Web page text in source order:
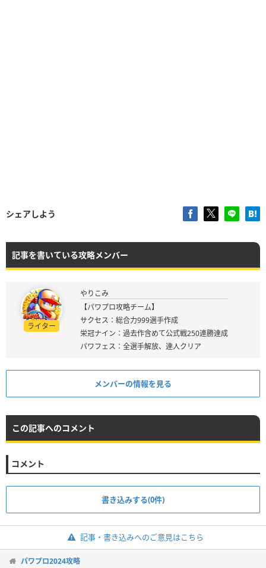
シェアしよう
記事を書いている攻略メンバー
ライター
やりこみ
【パワプロ攻略チーム】
サクセス：総合力999選手作成
栄冠ナイン：過去作含めて公式戦250連勝達成
パワフェス：全選手解放、達人クリア
メンバーの情報を見る
この記事へのコメント
コメント
書き込みする(0件)
記事・書き込みへのご意見はこちら
パワプロ2024攻略